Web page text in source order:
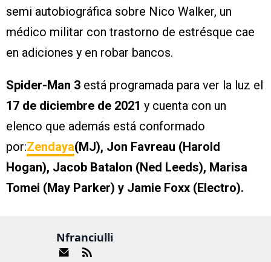
semi autobiográfica sobre Nico Walker, un
médico militar con trastorno de estrésque cae
en adiciones y en robar bancos.
Spider-Man 3 está programada para ver la luz el
17 de diciembre de 2021 y cuenta con un
elenco que además está conformado
por:Zendaya(MJ), Jon Favreau (Harold
Hogan), Jacob Batalon (Ned Leeds), Marisa
Tomei (May Parker) y Jamie Foxx (Electro).
Nfranciulli